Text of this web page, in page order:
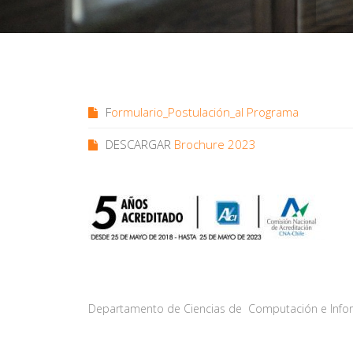
Formulario_Postulación_al Programa
DESCARGAR Brochure 2023
Departamento de Ciencias de Computación e